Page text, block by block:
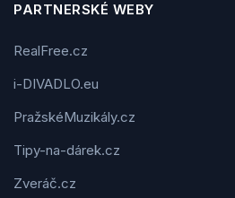
PARTNERSKÉ WEBY
RealFree.cz
i-DIVADLO.eu
PražskéMuzikály.cz
Tipy-na-dárek.cz
Zveráč.cz